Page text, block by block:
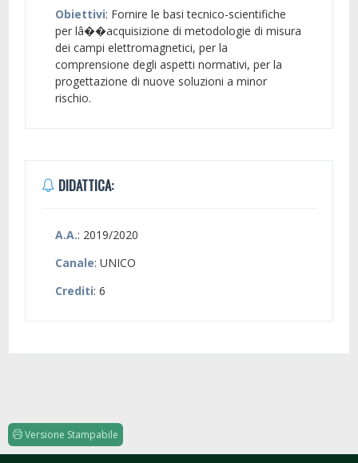
Obiettivi: Fornire le basi tecnico-scientifiche
per lâ��acquisizione di metodologie di misura
dei campi elettromagnetici, per la
comprensione degli aspetti normativi, per la
progettazione di nuove soluzioni a minor
rischio.
DIDATTICA:
A.A.: 2019/2020
Canale: UNICO
Crediti: 6
Versione Stampabile